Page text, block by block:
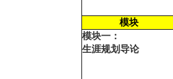
模块
模块一：
生涯规划导论